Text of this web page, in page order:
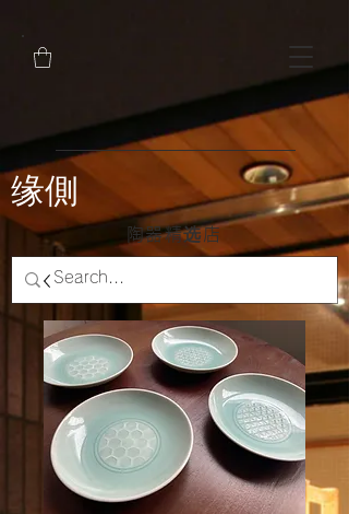
陶器精选店
缘側